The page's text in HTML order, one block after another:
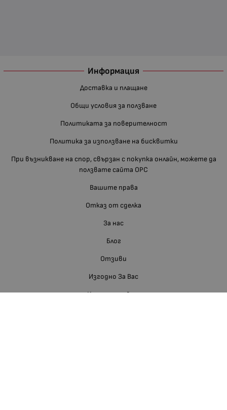
Информация
Доставка и плащане
Общи условия за ползване
Политиката за поверителност
Политика за използване на бисквитки
При възникване на спор, свързан с покупка онлайн, можете да
ползвате сайта ОРС
Вашите права
Отказ от сделка
За нас
Блог
Отзиви
Изгодно За Вас
Карта на сайта